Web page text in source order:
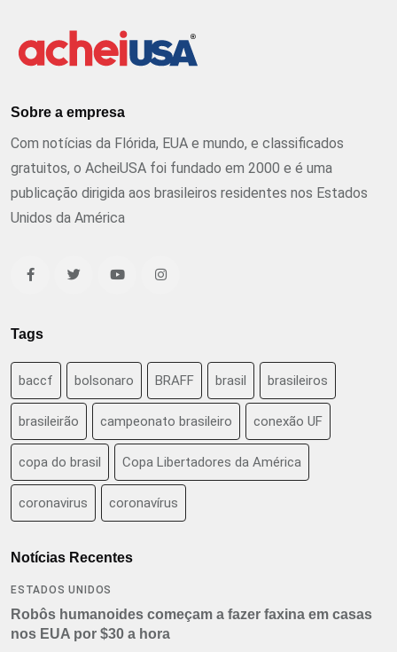
Sobre a empresa
Com notícias da Flórida, EUA e mundo, e classificados
gratuitos, o AcheiUSA foi fundado em 2000 e é uma
publicação dirigida aos brasileiros residentes nos Estados
Unidos da América
Tags
baccf bolsonaro BRAFF brasil brasileiros
brasileirão campeonato brasileiro conexão UF
copa do brasil Copa Libertadores da América
coronavirus coronavírus
Notícias Recentes
ESTADOS UNIDOS
Robôs humanoides começam a fazer faxina em casas
nos EUA por $30 a hora